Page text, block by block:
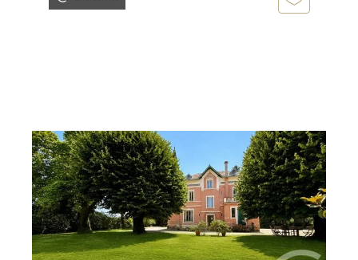
LES AVENIERES VEYRINS THUELLIN 38
290 m2, 12 pièces
Ref : 3388
Maison à vendre
690 000 €